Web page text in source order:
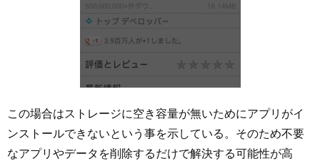
この場合はストレージに空き容量が無いためにアプリがイ
ンストールできないという事を示している。そのため不要
なアプリやデータを削除するだけで解決する可能性が高